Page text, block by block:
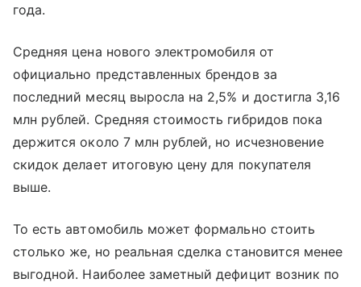
года.
Средняя цена нового электромобиля от
официально представленных брендов за
последний месяц выросла на 2,5% и достигла 3,16
млн рублей. Средняя стоимость гибридов пока
держится около 7 млн рублей, но исчезновение
скидок делает итоговую цену для покупателя
выше.
То есть автомобиль может формально стоить
столько же, но реальная сделка становится менее
выгодной. Наиболее заметный дефицит возник по